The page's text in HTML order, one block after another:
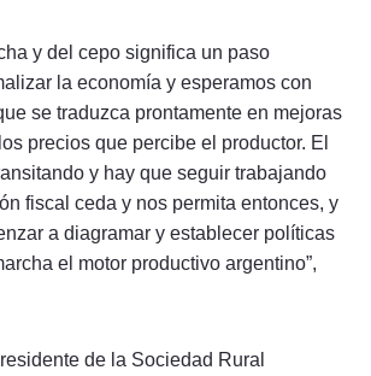
y del cepo significa un paso
la economía y esperamos con
se traduzca prontamente en mejoras
precios que percibe el productor. El
y hay que seguir trabajando
fiscal ceda y nos permita entonces, y
a diagramar y establecer políticas
el motor productivo argentino”,
de la Sociedad Rural